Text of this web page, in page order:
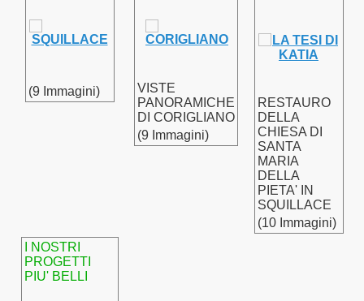
(9 Immagini)
VISTE
PANORAMICHE
DI CORIGLIANO
(9 Immagini)
RESTAURO
DELLA
CHIESA DI
SANTA
MARIA
DELLA
PIETA' IN
SQUILLACE
(10 Immagini)
I NOSTRI
PROGETTI
PIU' BELLI